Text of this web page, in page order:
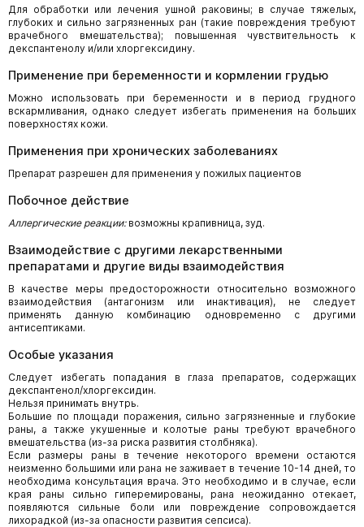
Для обработки или лечения ушной раковины; в случае тяжелых,
глубоких и сильно загрязненных ран (такие повреждения требуют
врачебного вмешательства); повышенная чувствительность к
декспантенолу и/или хлоргексидину.
Применение при беременности и кормлении грудью
Можно использовать при беременности и в период грудного
вскармливания, однако следует избегать применения на больших
поверхностях кожи.
Применения при хронических заболеваниях
Препарат разрешен для применения у пожилых пациентов
Побочное действие
Аллергические реакции:возможны крапивница, зуд.
Взаимодействие с другими лекарственными
препаратами и другие виды взаимодействия
В качестве меры предосторожности относительно возможного
взаимодействия (антагонизм или инактивация), не следует
применять данную комбинацию одновременно с другими
антисептиками.
Особые указания
Следует избегать попадания в глаза препаратов, содержащих
декспантенол/хлоргексидин.
Нельзя принимать внутрь.
Большие по площади поражения, сильно загрязненные и глубокие
раны, а также укушенные и колотые раны требуют врачебного
вмешательства (из-за риска развития столбняка).
Если размеры раны в течение некоторого времени остаются
неизменно большими или рана не заживает в течение 10-14 дней, то
необходима консультация врача. Это необходимо и в случае, если
края раны сильно гиперемированы, рана неожиданно отекает,
появляются сильные боли или повреждение сопровождается
лихорадкой (из-за опасности развития сепсиса).